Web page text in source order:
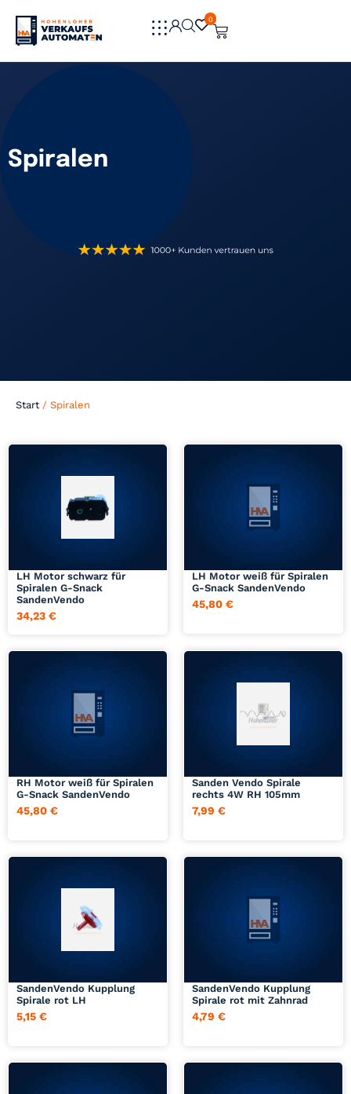
0
0
Spiralen
Start / Spiralen
LH Motor schwarz für
Spiralen G-Snack
SandenVendo
34,23 €
LH Motor weiß für Spiralen
G-Snack SandenVendo
45,80 €
RH Motor weiß für Spiralen
G-Snack SandenVendo
45,80 €
Sanden Vendo Spirale
rechts 4W RH 105mm
7,99 €
SandenVendo Kupplung
Spirale rot LH
5,15 €
SandenVendo Kupplung
Spirale rot mit Zahnrad
4,79 €